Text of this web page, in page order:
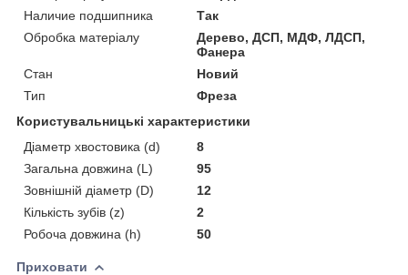
Наличие подшипника
Так
Обробка матеріалу
Дерево, ДСП, МДФ, ЛДСП,
Фанера
Стан
Новий
Тип
Фреза
Користувальницькі характеристики
Діаметр хвостовика (d)
8
Загальна довжина (L)
95
Зовнішній діаметр (D)
12
Кількість зубів (z)
2
Робоча довжина (h)
50
Приховати